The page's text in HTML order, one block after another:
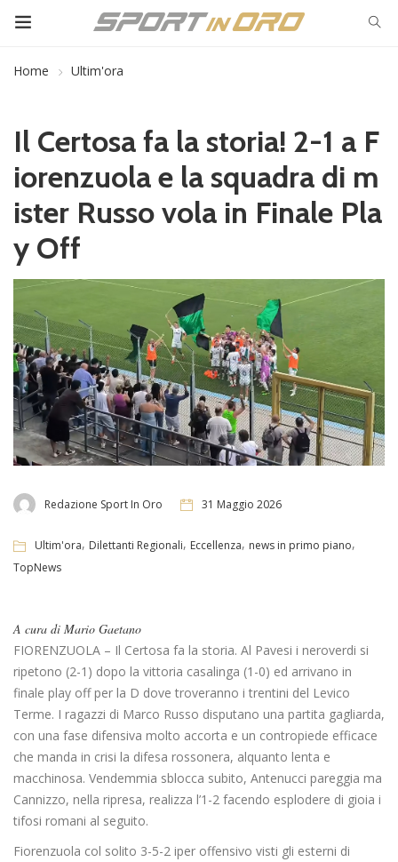
Home Ultim'ora
Il Certosa fa la storia! 2-1 a F
iorenzuola e la squadra di m
ister Russo vola in Finale Pla
y Off
Redazione Sport In Oro 31 Maggio 2026
Ultim'ora, Dilettanti Regionali, Eccellenza, news in primo piano,
TopNews
A cura di Mario Gaetano
FIORENZUOLA – Il Certosa fa la storia. Al Pavesi i neroverdi si
ripetono (2-1) dopo la vittoria casalinga (1-0) ed arrivano in
finale play off per la D dove troveranno i trentini del Levico
Terme. I ragazzi di Marco Russo disputano una partita gagliarda,
con una fase difensiva molto accorta e un contropiede efficace
che manda in crisi la difesa rossonera, alquanto lenta e
macchinosa. Vendemmia sblocca subito, Antenucci pareggia ma
Cannizzo, nella ripresa, realizza l’1-2 facendo esplodere di gioia i
tifosi romani al seguito.
Fiorenzuola col solito 3-5-2 iper offensivo visti gli esterni di